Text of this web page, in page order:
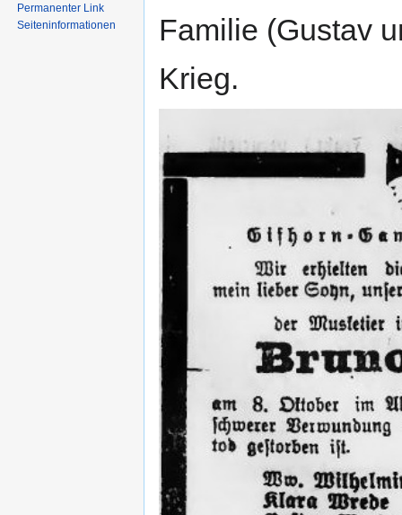
Familie (Gustav
Krieg.
Permanenter Link
Seiten­informationen